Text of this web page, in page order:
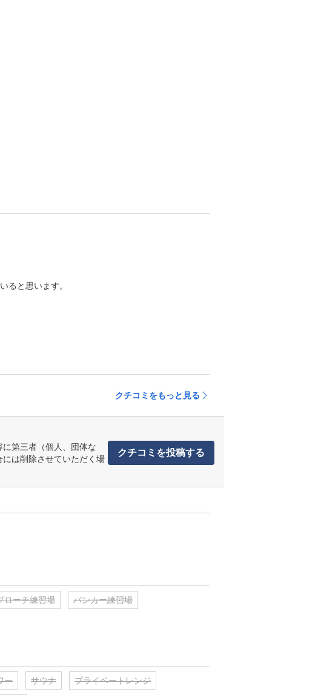
ると思います。
クチコミをもっと見る
第三者（個人、団体な
は削除させていただく場
クチコミを投稿する
ローチ練習場 バンカー練習場
ー サウナ プライベートレンジ